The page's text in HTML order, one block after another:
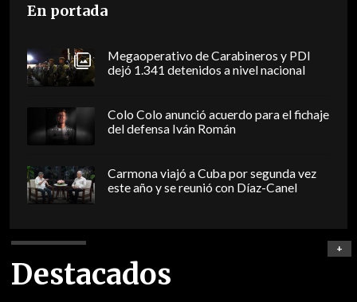
En portada
Megaoperativo de Carabineros y PDI
dejó 1.341 detenidos a nivel nacional
Colo Colo anunció acuerdo para el fichaje
del defensa Iván Román
Carmona viajó a Cuba por segunda vez
este año y se reunió con Díaz-Canel
Destacados
+